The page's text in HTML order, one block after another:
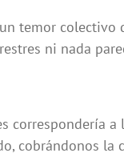
temor colectivo
ni nada
correspondería a
cobrándonos la